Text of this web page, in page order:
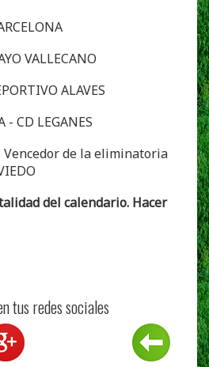
VALLECANO
ALAVES
- CD LEGANES
Vencedor de la eliminatoria
del calendario. Hacer
tus redes sociales